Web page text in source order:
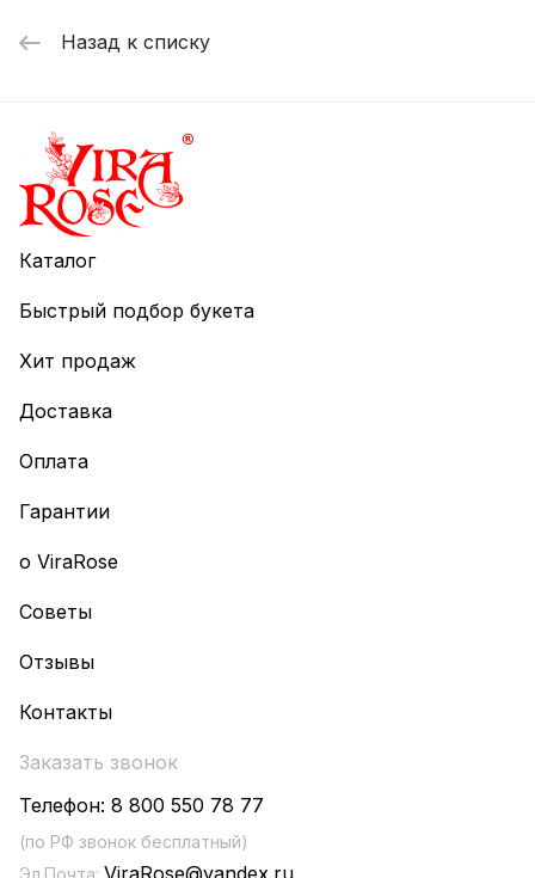
Назад к списку
Каталог
Быстрый подбор букета
Хит продаж
Доставка
Оплата
Гарантии
о ViraRose
Советы
Отзывы
Контакты
Заказать звонок
Телефон: 8 800 550 78 77
(по РФ звонок бесплатный)
Эл.Почта: